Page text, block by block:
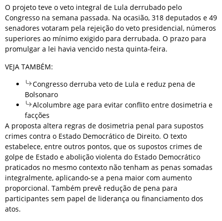
O projeto teve o veto integral de Lula derrubado pelo
Congresso na semana passada. Na ocasião, 318 deputados e 49
senadores votaram pela rejeição do veto presidencial, números
superiores ao mínimo exigido para derrubada. O prazo para
promulgar a lei havia vencido nesta quinta-feira.
VEJA TAMBÉM:
Congresso derruba veto de Lula e reduz pena de
Bolsonaro
Alcolumbre age para evitar conflito entre dosimetria e
facções
A proposta altera regras de dosimetria penal para supostos
crimes contra o Estado Democrático de Direito. O texto
estabelece, entre outros pontos, que os supostos crimes de
golpe de Estado e abolição violenta do Estado Democrático
praticados no mesmo contexto não tenham as penas somadas
integralmente, aplicando-se a pena maior com aumento
proporcional. Também prevê redução de pena para
participantes sem papel de liderança ou financiamento dos
atos.